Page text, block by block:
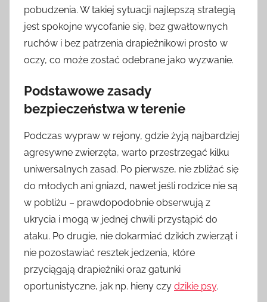
pobudzenia. W takiej sytuacji najlepszą strategią
jest spokojne wycofanie się, bez gwałtownych
ruchów i bez patrzenia drapieżnikowi prosto w
oczy, co może zostać odebrane jako wyzwanie.
Podstawowe zasady
bezpieczeństwa w terenie
Podczas wypraw w rejony, gdzie żyją najbardziej
agresywne zwierzęta, warto przestrzegać kilku
uniwersalnych zasad. Po pierwsze, nie zbliżać się
do młodych ani gniazd, nawet jeśli rodzice nie są
w pobliżu – prawdopodobnie obserwują z
ukrycia i mogą w jednej chwili przystąpić do
ataku. Po drugie, nie dokarmiać dzikich zwierząt i
nie pozostawiać resztek jedzenia, które
przyciągają drapieżniki oraz gatunki
oportunistyczne, jak np. hieny czy dzikie psy.